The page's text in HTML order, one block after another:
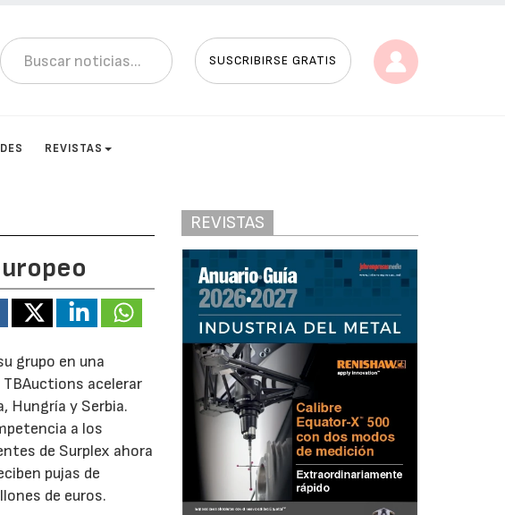
SUSCRIBIRSE GRATIS
REVISTAS
grupo en una
acelerar
Hungría y Serbia.
a los
de Surplex ahora
pujas de
de euros.
REVISTAS